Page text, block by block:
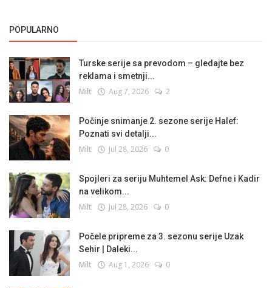
POPULARNO
Turske serije sa prevodom – gledajte bez
reklama i smetnji...
Milt Aug 7, 2026 2
Počinje snimanje 2. sezone serije Halef:
Poznati svi detalji...
Milt Jul 28, 2026 0
Spojleri za seriju Muhtemel Ask: Defne i Kadir
na velikom...
Milt Jul 28, 2026 0
Počele pripreme za 3. sezonu serije Uzak
Sehir | Daleki...
Milt Aug 1, 2026 0